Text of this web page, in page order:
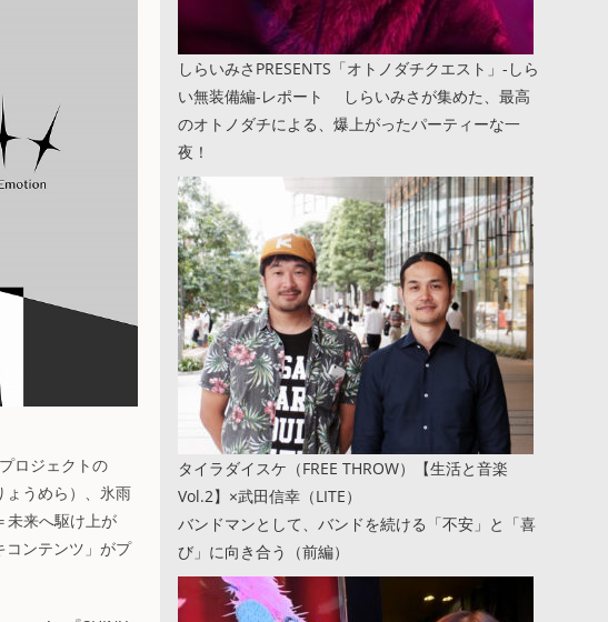
ロジェクトの
うめら）、氷雨
未来へ駆け上が
コンテンツ」がプ
しらいみさPRESENTS「オトノダチクエスト」-しら
い無装備編-レポート しらいみさが集めた、最高
のオトノダチによる、爆上がったパーティーな一
夜！
タイラダイスケ（FREE THROW）【生活と音楽
Vol.2】×武田信幸（LITE）
バンドマンとして、バンドを続ける「不安」と「喜
び」に向き合う（前編）